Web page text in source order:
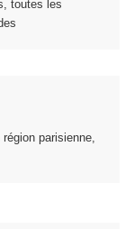
toutes les
région parisienne,